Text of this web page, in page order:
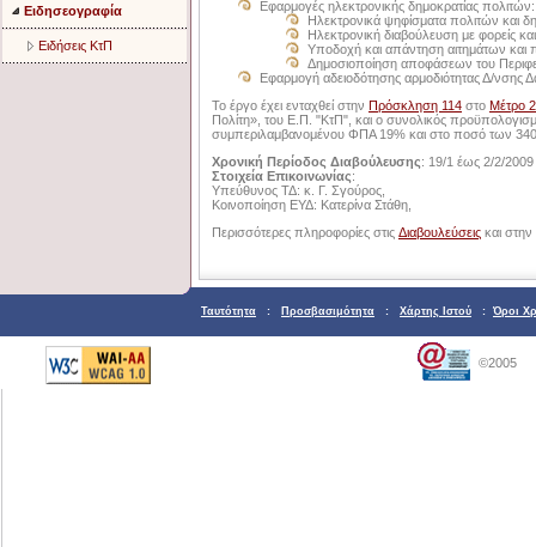
Ειδησεογραφία
Ειδήσεις ΚτΠ
Εφαρμογές ηλεκτρονικής δημοκρατίας πολιτών:
Ηλεκτρονικά ψηφίσματα πολιτών και
Ηλεκτρονική διαβούλευση με φορείς
Υποδοχή και απάντηση αιτημάτων
Δημοσιοποίηση αποφάσεων του
Εφαρμογή αδειοδότησης αρμοδιότητας Δ/νσης
Το έργο έχει ενταχθεί στην Πρόσκληση 114 στο Μέτρο
Πολίτη», του Ε.Π. "ΚτΠ", και ο συνολικός
συμπεριλαμβανομένου ΦΠΑ 19% και στο ποσό των
Χρονική Περίοδος Διαβούλευσης: 19/1 έως 2/2/2009
Στοιχεία Επικοινωνίας:
Υπεύθυνος ΤΔ: κ. Γ. Σγούρος,
Κοινοποίηση ΕΥΔ: Κατερίνα Στάθη,
Περισσότερες πληροφορίες στις Διαβουλεύσεις και στην
Ταυτότητα : Προσβασιμότητα : Χάρτης Ιστού : Όροι
©2005